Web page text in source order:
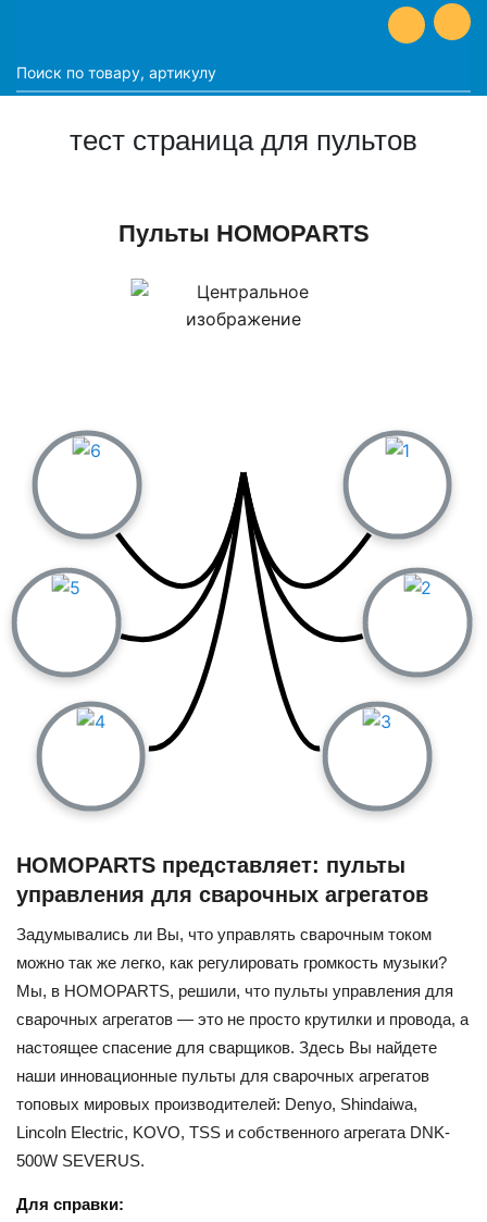
тест страница для пультов
Пульты HOMOPARTS
HOMOPARTS представляет: пульты
управления для сварочных агрегатов
Задумывались ли Вы, что управлять сварочным током
можно так же легко, как регулировать громкость музыки?
Мы, в HOMOPARTS, решили, что пульты управления для
сварочных агрегатов — это не просто крутилки и провода, а
настоящее спасение для сварщиков. Здесь Вы найдете
наши инновационные пульты для сварочных агрегатов
топовых мировых производителей: Denyo, Shindaiwa,
Lincoln Electric, KOVO, TSS и собственного агрегата DNK-
500W SEVERUS.
Для справки: